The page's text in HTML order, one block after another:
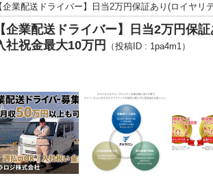
企業配送ドライバー】日当2万円保証あり(ロイヤ
【企業配送ドライバー】日当2万円保
社祝金最大10万円
（投稿ID : 1pa4m1）